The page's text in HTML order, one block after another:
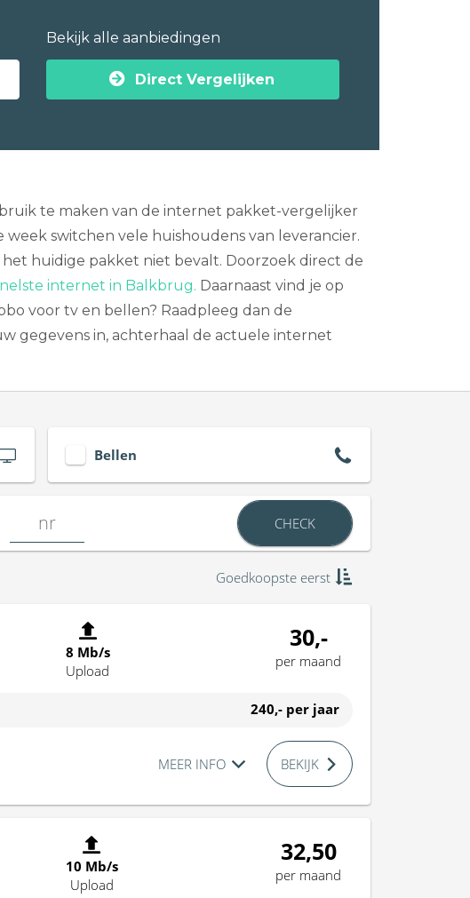
Bekijk alle aanbiedingen
Direct Vergelijken
te maken van de internet pakket-vergelijker
switchen vele huishoudens van leverancier.
het huidige pakket niet bevalt. Doorzoek direct de
internet in Balkbrug. Daarnaast vind je op
voor tv en bellen? Raadpleeg dan de
gegevens in, achterhaal de actuele internet
Bellen
CHECK
Goedkoopste eerst
8 Mb/s
Upload
30,-
per maand
240,- per jaar
MEER INFO BEKIJK
10 Mb/s
Upload
32,50
per maand